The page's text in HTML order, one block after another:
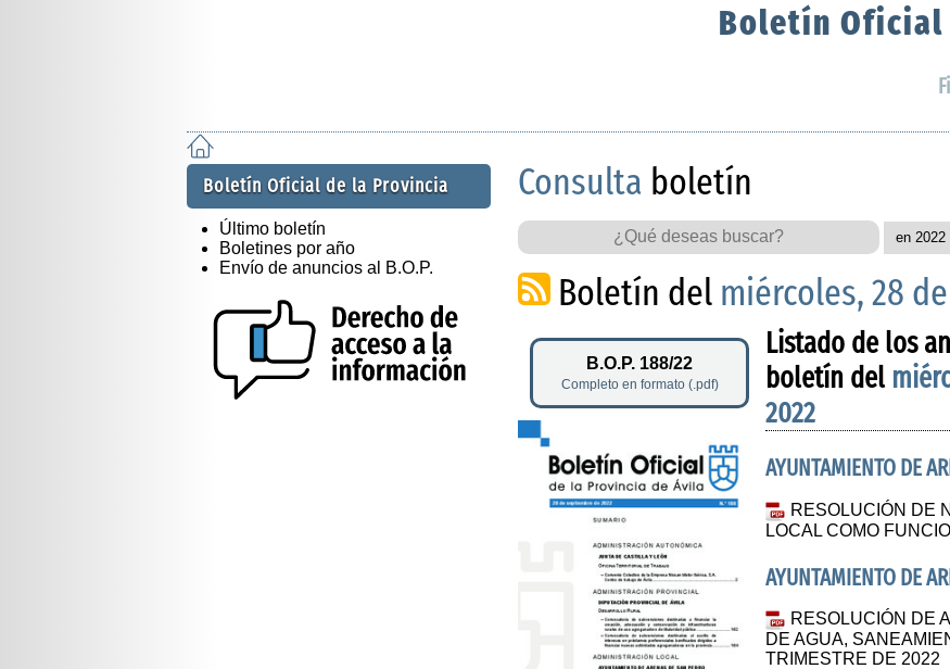
Boletín Oficial
Boletín Oficial de la Provincia
Último boletín
Boletines por año
Envío de anuncios al B.O.P.
Consulta boletín
Boletín del miércoles, 28
B.O.P. 188/22
Completo en formato (.pdf)
Listado de los
boletín del
2022
AYUNTAMIENTO DE
RESOLUCIÓN DE
LOCAL COMO
AYUNTAMIENTO DE
RESOLUCIÓN DE
DE AGUA,
TRIMESTRE DE 2022